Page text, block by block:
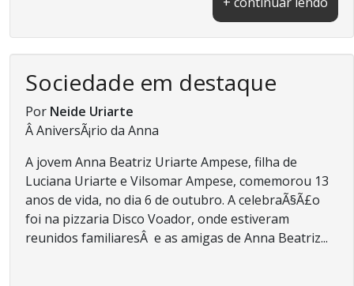
Sociedade em destaque
Por Neide Uriarte
Â AniversÃ¡rio da Anna
A jovem Anna Beatriz Uriarte Ampese, filha de
Luciana Uriarte e Vilsomar Ampese, comemorou 13
anos de vida, no dia 6 de outubro. A celebraÃ§Ã£o
foi na pizzaria Disco Voador, onde estiveram
reunidos familiaresÂ e as amigas de Anna Beatriz...